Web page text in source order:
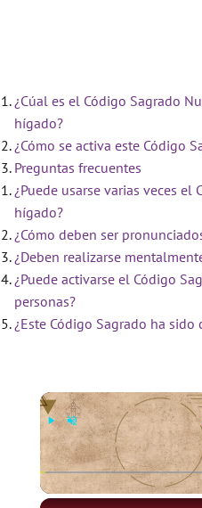
¿Cúal es el Código Sagrado
hígado?
¿Cómo se activa este Código
Preguntas frecuentes
¿Puede usarse varias veces el
hígado?
¿Cómo deben ser
¿Deben realizarse
¿Puede activarse el Código
personas?
¿Este Código Sagrado ha sido